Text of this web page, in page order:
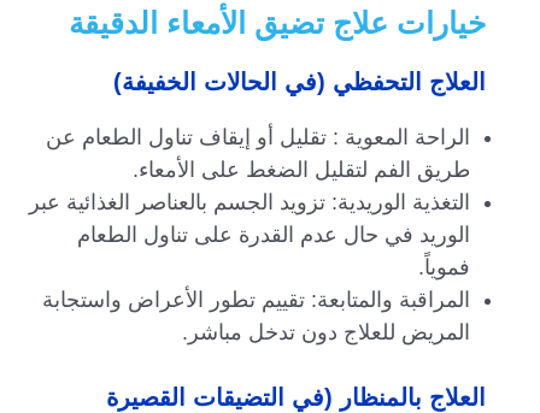
خيارات علاج تضيق الأمعاء الدقيقة
العلاج التحفظي (في الحالات الخفيفة)
الراحة المعوية : تقليل أو إيقاف تناول الطعام عن
طريق الفم لتقليل الضغط على الأمعاء.
التغذية الوريدية: تزويد الجسم بالعناصر الغذائية عبر
الوريد في حال عدم القدرة على تناول الطعام
فموياً.
المراقبة والمتابعة: تقييم تطور الأعراض واستجابة
المريض للعلاج دون تدخل مباشر.
العلاج بالمنظار (في التضيقات القصيرة